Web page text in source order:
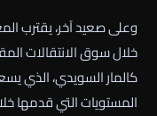
وعلى صعيد آخر، يقترب
خلال سوق الانتقالات
كالمار السويدي، الذي
المستويات التي قدمها